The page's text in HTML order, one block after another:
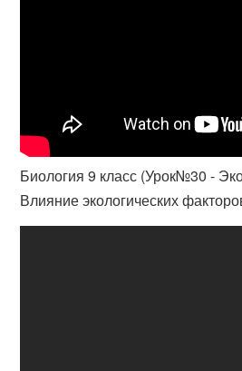
Биология 9 класс (Урок№30 -
Влияние экологических